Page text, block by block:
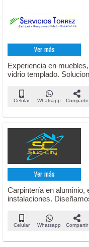
Ver más
Experiencia en
vidrio templado.
Celular Whatsapp Compartir
Ver más
Carpintería en aluminio,
instalaciones.
Celular Whatsapp Compartir